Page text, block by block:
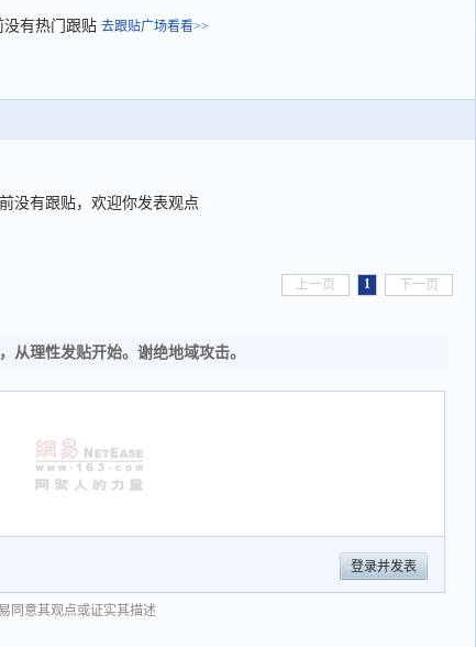
没有热门跟贴 去跟贴广场看看>>
没有跟贴，欢迎你发表观点
上一页 1 下一页
从理性发贴开始。谢绝地域攻击。
登录并发表
同意其观点或证实其描述